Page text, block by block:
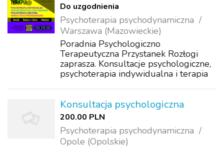
Do uzgodnienia
Psychoterapia psychodynamiczna
Warszawa (Mazowieckie)
Poradnia Psychologiczno
Terapeutyczna Przystanek Rozłogi
zaprasza. Konsultacje psychologiczne,
psychoterapia indywidualna i terapia
Prowadzimy pomoc psychologiczną
dla osób przeżywa...
Konsultacja psychologiczna
200.00 PLN
Psychoterapia psychodynamiczna
Opole (Opolskie)